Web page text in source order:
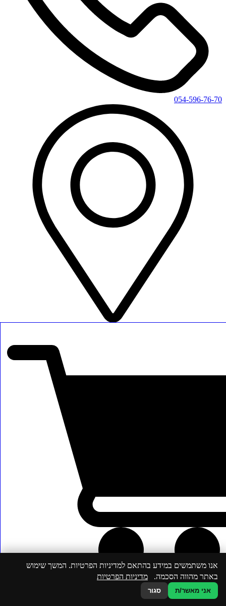
054-596-76-70
אנו משתמשים במידע בהתאם למדיניות הפרטיות. המשך שימוש
באתר מהווה הסכמה. מדיניות הפרטיות
אני מאשר/ת סגור